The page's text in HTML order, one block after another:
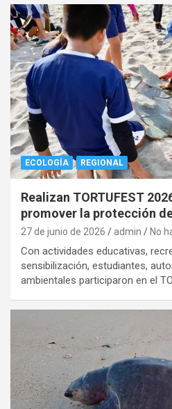
ECOLOGÍA REGIONAL
Realizan TORTUFEST
promover la protección
27 de junio de 2026 admin No
Con actividades educativas,
sensibilización, estudiantes,
ambientales participaron en el